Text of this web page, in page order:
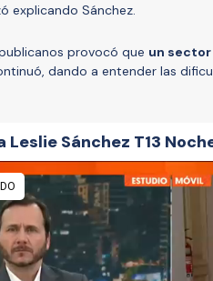
explicando Sánchez.
provocó que un
dando a entender las
Sánchez T13